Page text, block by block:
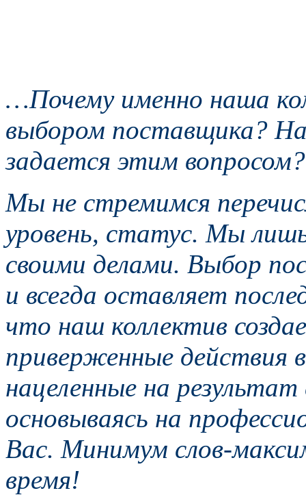
…Почему именно наша
выбором поставщика?
задается этим вопросом?
Мы не стремимся
уровень, статус. Мы
своими делами. Выбор
и всегда оставляет
что наш коллектив
приверженные действия
нацеленные на
основываясь на
Вас. Минимум слов-
время!